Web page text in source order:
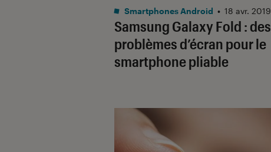
Samsung Galaxy Fold : des
problèmes d’écran pour le
smartphone pliable
Smartphones Android • 18 avr. 2019